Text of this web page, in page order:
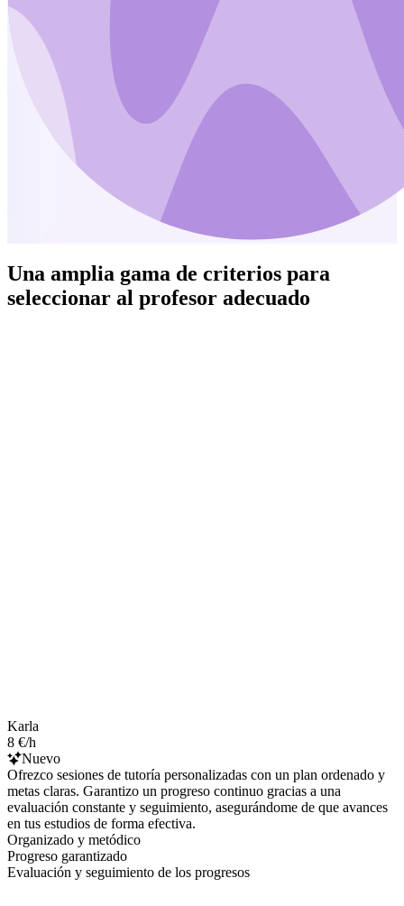
Una amplia gama de criterios para
seleccionar al profesor adecuado
Karla
8 €/h
Nuevo
Ofrezco sesiones de tutoría personalizadas con un plan ordenado y
metas claras. Garantizo un progreso continuo gracias a una
evaluación constante y seguimiento, asegurándome de que avances
en tus estudios de forma efectiva.
Organizado y metódico
Progreso garantizado
Evaluación y seguimiento de los progresos